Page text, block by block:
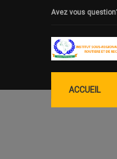
Avez vous
ACCUEIL